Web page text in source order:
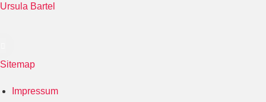
Ursula Bartel
Sitemap
Impressum